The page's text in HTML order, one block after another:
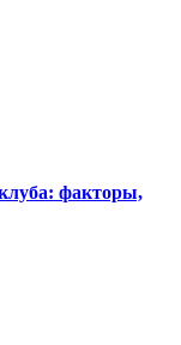
факторы,